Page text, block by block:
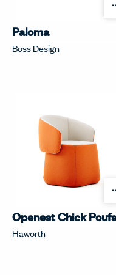
Paloma
Boss Design
Openest Chick Poufs
Haworth